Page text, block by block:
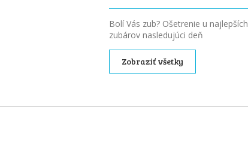
Bolí Vás zub? Ošetrenie u najlepších
zubárov nasledujúci deň
Zobraziť všetky